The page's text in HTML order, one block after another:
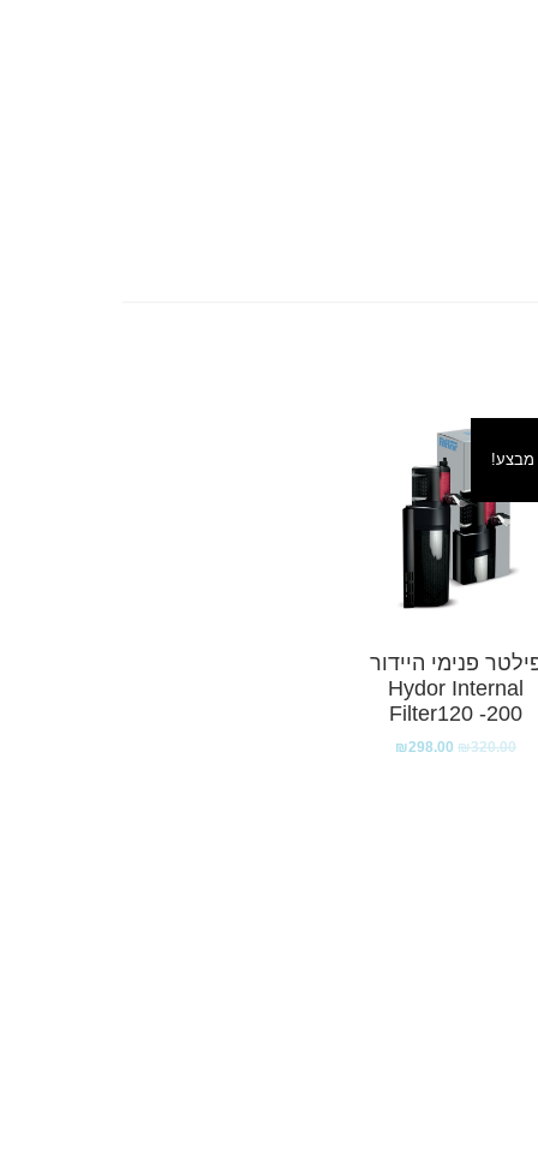
מבצע!
פנימי היידור
Hydor Internal
Filter120 -200
₪320.00
₪298.00